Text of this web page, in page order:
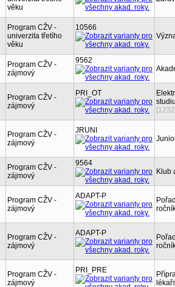
věku
Program CŽV -
univerzita třetího
věku
10566
Program CŽV -
zájmový
9562
Program CŽV -
zájmový
PRI_OT
Program CŽV -
zájmový
JRUNI
Program CŽV -
zájmový
9564
Klub
Program CŽV -
zájmový
ADAPT-P
Program CŽV -
zájmový
ADAPT-P
Program CŽV -
zájmový
PRI_PRE